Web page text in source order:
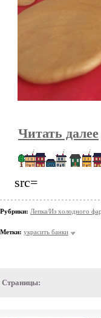
Читать далее
src=
Рубрики: Лепка/Из холодного
Метки: украсить банки
Страницы: